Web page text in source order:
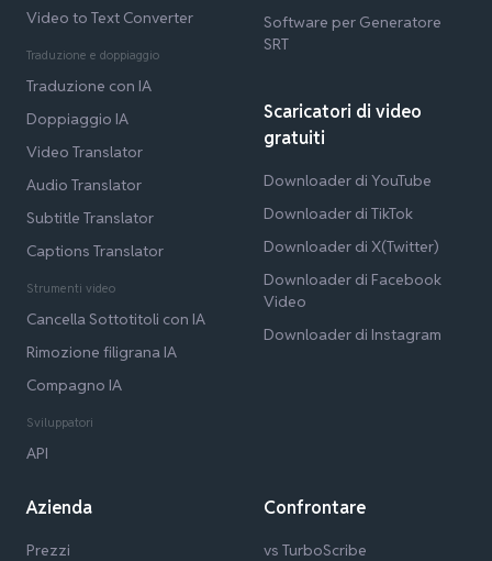
Video to Text Converter
Traduzione e doppiaggio
Traduzione con IA
Doppiaggio IA
Video Translator
Audio Translator
Subtitle Translator
Captions Translator
Strumenti video
Cancella Sottotitoli con IA
Rimozione filigrana IA
Compagno IA
Sviluppatori
API
Software per Generatore
SRT
Scaricatori di video
gratuiti
Downloader di YouTube
Downloader di TikTok
Downloader di X(Twitter)
Downloader di Facebook
Video
Downloader di Instagram
Azienda
Prezzi
Confrontare
vs TurboScribe